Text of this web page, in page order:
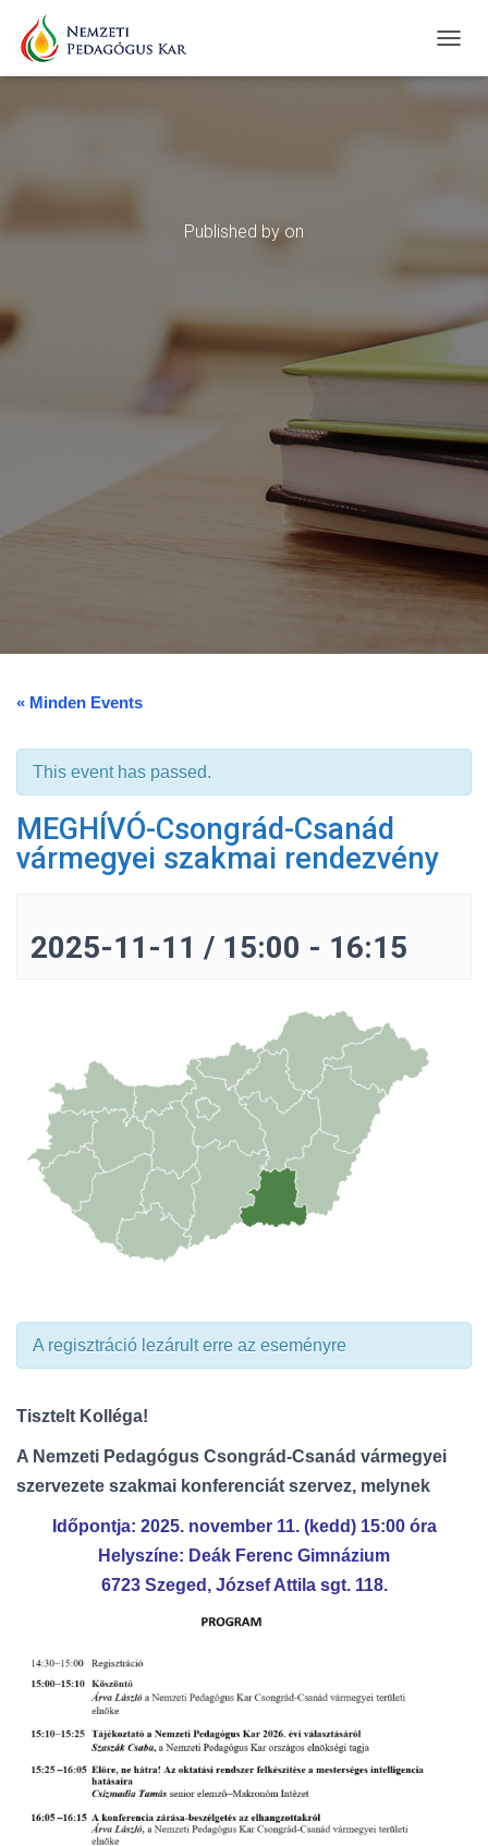
O
I
N
Published byon
« Minden Events
This event has passed.
MEGHÍVÓ-Csongrád-Csanád
vármegyei szakmai rendezvény
2025-11-11 / 15:00 - 16:15
A regisztráció lezárult erre az eseményre
Tisztelt Kolléga!
A Nemzeti Pedagógus Csongrád-Csanád vármegyei
szervezete szakmai konferenciát szervez, melynek
Időpontja: 2025. november 11. (kedd) 15:00 óra
Helyszíne: Deák Ferenc Gimnázium
6723 Szeged, József Attila sgt. 118.